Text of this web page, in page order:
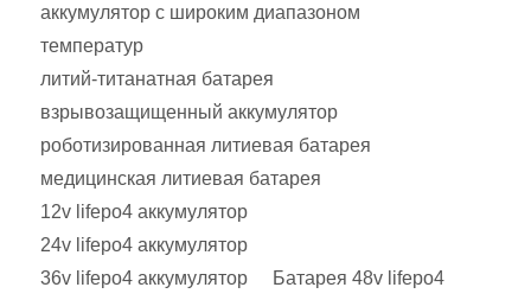
аккумулятор с широким диапазоном
температур
литий-титанатная батарея
взрывозащищенный аккумулятор
роботизированная литиевая батарея
медицинская литиевая батарея
12v lifepo4 аккумулятор
24v lifepo4 аккумулятор
36v lifepo4 аккумулятор
Батарея 48v lifepo4